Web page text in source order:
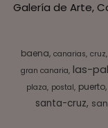
Galería de Arte,
baena canarias cruz
gran canaria las-
plaza postal puerto
santa-cruz